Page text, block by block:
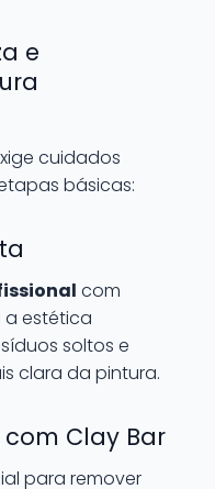
e
cuidados
básicas:
com
estética
soltos e
clara da pintura.
Clay Bar
para remover